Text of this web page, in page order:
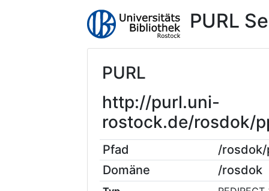
PURL
PURL
http://purl.uni-
rostock.de/rosdok/
Pfad
/rosdok/
Domäne
/rosdok